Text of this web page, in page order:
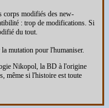
corps modifiés des new-
: trop de modifications. Si
du tout.
mutation pour l'humaniser.
Nikopol, la BD à l'origine
même si l'histoire est toute